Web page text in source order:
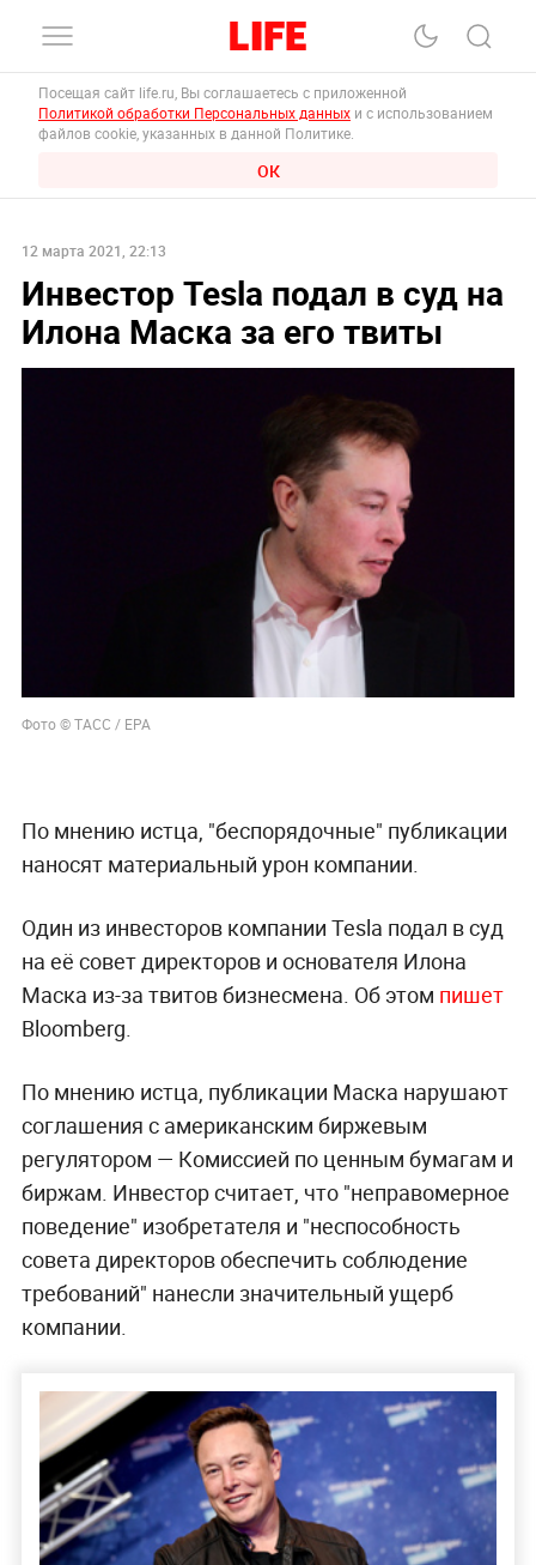
Посещая сайт life.ru, Вы соглашаетесь с приложенной
Политикой обработки Персональных данных и с использованием
файлов cookie, указанных в данной Политике.
ОК
12 марта 2021, 22:13
Инвестор Tesla подал в суд на
Илона Маска за его твиты
Фото © ТАСС / EPA
По мнению истца, "беспорядочные" публикации
наносят материальный урон компании.
Один из инвесторов компании Tesla подал в суд
на её совет директоров и основателя Илона
Маска из-за твитов бизнесмена. Об этом пишет
Bloomberg.
По мнению истца, публикации Маска нарушают
соглашения с американским биржевым
регулятором — Комиссией по ценным бумагам и
биржам. Инвестор считает, что "неправомерное
поведение" изобретателя и "неспособность
совета директоров обеспечить соблюдение
требований" нанесли значительный ущерб
компании.